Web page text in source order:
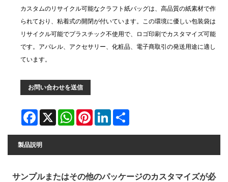
カスタムのリサイクル可能なクラフト紙バッグは、高品質の紙素材で作
られており、粘着式の開閉が付いています。この環境に優しい包装袋は
リサイクル可能でプラスチック不使用で、ロゴ印刷でカスタマイズ可能
です。アパレル、アクセサリー、化粧品、電子商取引の発送用途に適し
ています。
お問い合わせを送信
Facebook
X WhatsAppPinterestLinkedIn
製品説明
サンプルまたはその他のパッケージのカスタマイズが必